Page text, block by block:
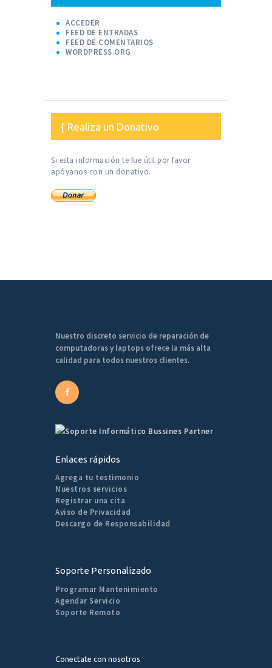
ACCEDER
FEED DE ENTRADAS
FEED DE COMENTARIOS
WORDPRESS.ORG
Realiza un Donativo
Si esta información te fue útil por favor
apóyanos con un donativo.
Nuestro discreto servicio de reparación de
computadoras y laptops ofrece la más alta
calidad para todos nuestros clientes.
Enlaces rápidos
Agrega tu testimonio
Nuestros servicios
Registrar una cita
Aviso de Privacidad
Descargo de Responsabilidad
Soporte Personalizado
Programar Mantenimiento
Agendar Servicio
Soporte Remoto
Conectate con nosotros